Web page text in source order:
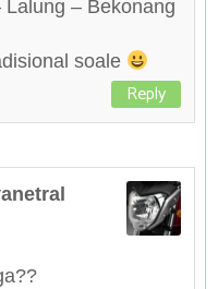
– Bekonang
soale
Reply